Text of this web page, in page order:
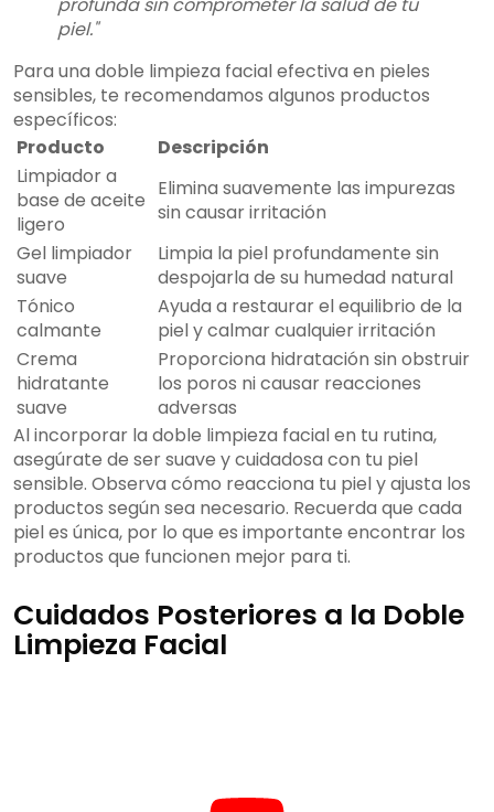
profunda sin comprometer la salud de tu
piel."
Para una doble limpieza facial efectiva en pieles
sensibles, te recomendamos algunos productos
específicos:
Producto
Descripción
Limpiador a
base de aceite
ligero
Elimina suavemente las impurezas
sin causar irritación
Gel limpiador
suave
Limpia la piel profundamente sin
despojarla de su humedad natural
Tónico
calmante
Ayuda a restaurar el equilibrio de la
piel y calmar cualquier irritación
Crema
hidratante
suave
Proporciona hidratación sin obstruir
los poros ni causar reacciones
adversas
Al incorporar la doble limpieza facial en tu rutina,
asegúrate de ser suave y cuidadosa con tu piel
sensible. Observa cómo reacciona tu piel y ajusta los
productos según sea necesario. Recuerda que cada
piel es única, por lo que es importante encontrar los
productos que funcionen mejor para ti.
Cuidados Posteriores a la Doble
Limpieza Facial